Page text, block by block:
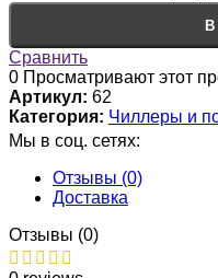
Сравнить
0 Просматривают этот
Артикул: 62
Категория: Чиллеры и
Мы в соц. сетях:
Отзывы (0)
Доставка
Отзывы (0)